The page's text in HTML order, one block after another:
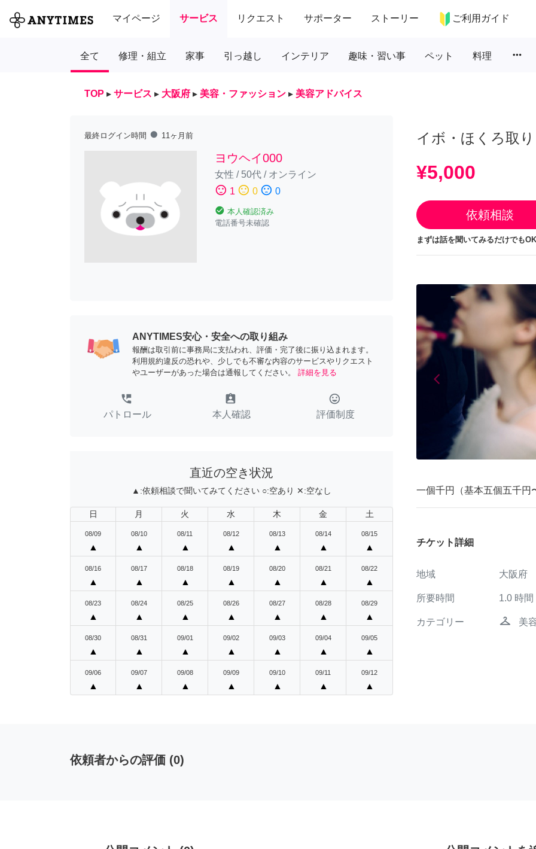
マイページ サービス リクエスト サポーター ストーリー ご利用ガイド
全て 修理・組立 家事 引っ越し インテリア 趣味・習い事 ペット 料理 more_horiz
TOP ▸ サービス ▸ 大阪府 ▸ 美容・ファッション ▸ 美容アドバイス
最終ログイン時間 fiber_manual_record 11ヶ月前
ヨウヘイ000
女性 / 50代/ オンライン
sentiment_satisfied 1 sentiment_neutral 0 sentiment_dissatisfied 0
check_circle 本人確認済み
電話番号未確認
ANYTIMES安心・安全への取り組み
報酬は取引前に事務局に支払われ、評価・完了後に振り込まれます。
利用規約違反の恐れや、少しでも不審な内容のサービスやリクエスト
やユーザーがあった場合は通報してください。
詳細を見る
perm_phone_msg
パトロール
assignment_ind
本人確認
tag_faces
評価制度
直近の空き状況
▲:依頼相談で聞いてみてください ○:空あり ✕:空なし
日 月 火 水 木 金 土
08/09
▲
08/10
▲
08/11
▲
08/12
▲
08/13
▲
08/14
▲
08/15
▲
08/16
▲
08/17
▲
08/18
▲
08/19
▲
08/20
▲
08/21
▲
08/22
▲
08/23
▲
08/24
▲
08/25
▲
08/26
▲
08/27
▲
08/28
▲
08/29
▲
08/30
▲
08/31
▲
09/01
▲
09/02
▲
09/03
▲
09/04
▲
09/05
▲
09/06
▲
09/07
▲
09/08
▲
09/09
▲
09/10
▲
09/11
▲
09/12
▲
イボ・ほくろ取
¥5,000
依頼相談
まずは話を聞いてみるだけでも
arrow_back_iosPrevious
一個千円（基本五個五千円
チケット詳細
地域 大阪府
所要時間 1.0 時間
カテゴリー checkroom 美
依頼者からの評価 (0)